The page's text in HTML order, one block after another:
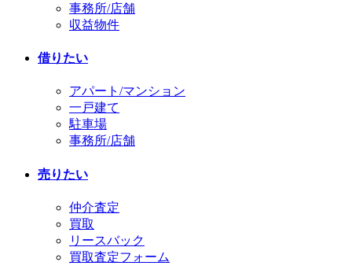
事務所/店舗
収益物件
借りたい
アパート/マンション
一戸建て
駐車場
事務所/店舗
売りたい
仲介査定
買取
リースバック
買取査定フォーム